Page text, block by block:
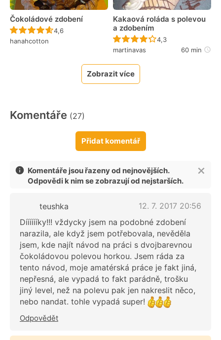
Čokoládové zdobení
Recept ještě nebyl hodnocen
4,6
hanahcotton
Kakaová roláda s polevou
a zdobením
Recept ještě nebyl
4,3
martinavas
60 min
Zobrazit více
Komentáře (27)
Přidat komentář
Komentáře jsou řazeny od nejnovějších.
Odpovědi k nim se zobrazují od nejstarších.
teushka
12. 7. 2017 20:56
Dííííííky!!! vždycky jsem na podobné zdobení
narazila, ale když jsem potřebovala, nevěděla
jsem, kde najít návod na práci s dvojbarevnou
čokoládovou polevou horkou. Jsem ráda za
tento návod, moje amatérská práce je fakt jiná,
nepřesná, ale vypadá to fakt parádně, trošku
jiný level, než na polevu pak jen nakreslit něco,
nebo nandat. tohle vypadá super!
Odpovědět